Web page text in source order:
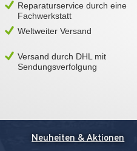
Reparaturservice durch eine
Fachwerkstatt
Weltweiter Versand
Versand durch DHL mit
Sendungsverfolgung
Neuheiten & Aktionen